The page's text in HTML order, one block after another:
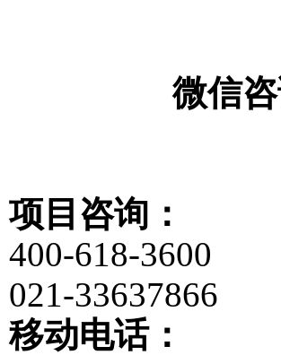
微信
项目咨询：
400-618-3600
021-33637866
移动电话：